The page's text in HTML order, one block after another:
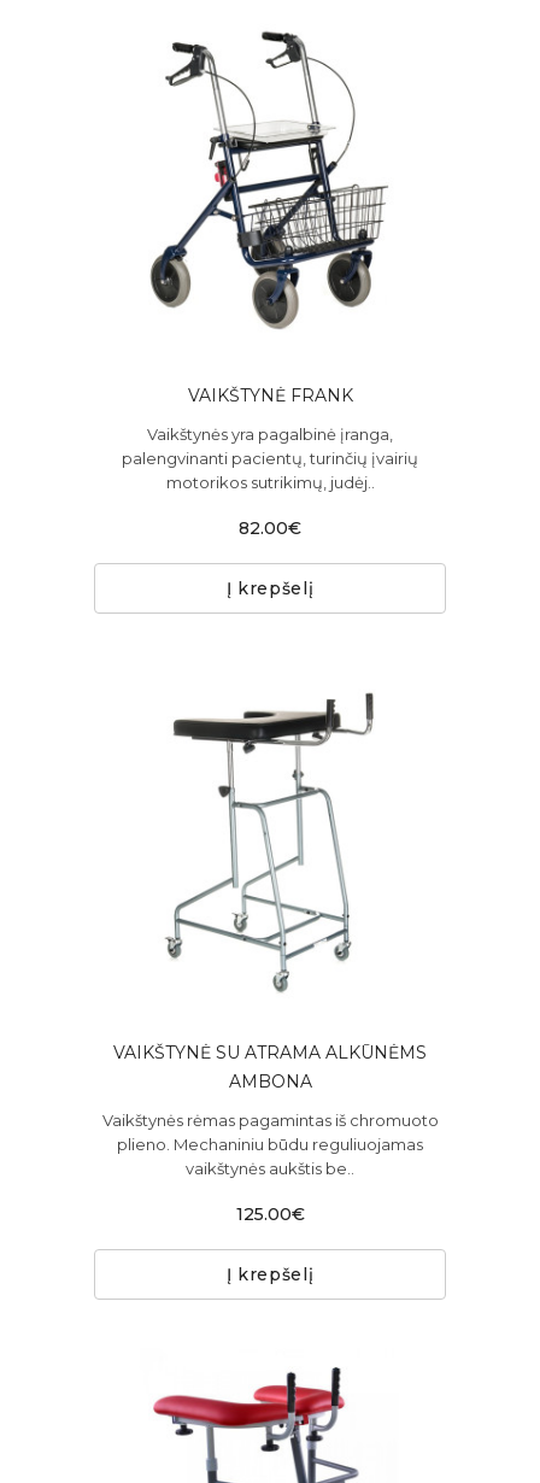
VAIKŠTYNĖ FRANK
Vaikštynės yra pagalbinė įranga,
palengvinanti pacientų, turinčių įvairių
motorikos sutrikimų, judėj..
82.00€
Į krepšelį
VAIKŠTYNĖ SU ATRAMA ALKŪNĖMS
AMBONA
Vaikštynės rėmas pagamintas iš chromuoto
plieno. Mechaniniu būdu reguliuojamas
vaikštynės aukštis be..
125.00€
Į krepšelį